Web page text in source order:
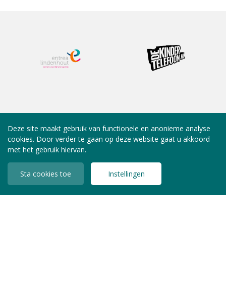
Deze site maakt gebruik van functionele en anonieme analyse
cookies. Door verder te gaan op deze website gaat u akkoord
met het gebruik hiervan.
Sta cookies toe Instellingen